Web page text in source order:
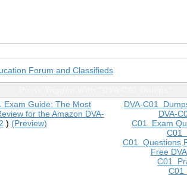
Forum and Classifieds
DVA-C01
DVA-
C01 Exam
C01
C01 Questions
Free
C01
C01
Exam Guide: The Most
for the Amazon DVA-
2 ) (Preview)